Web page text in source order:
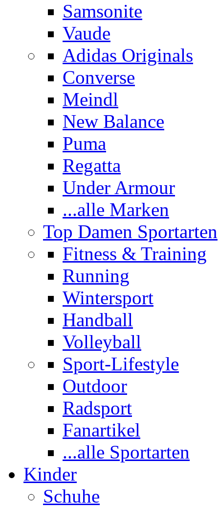
Samsonite
Vaude
Adidas Originals
Converse
Meindl
New Balance
Puma
Regatta
Under Armour
...alle Marken
Top Damen Sportarten
Fitness & Training
Running
Wintersport
Handball
Volleyball
Sport-Lifestyle
Outdoor
Radsport
Fanartikel
...alle Sportarten
Kinder
Schuhe